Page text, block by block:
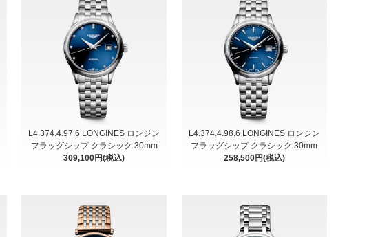
L4.374.4.97.6 LONGINES ロンジン
フラッグシップ クラシック 30mm
309,100円(税込)
L4.374.4.98.6 LONGINES ロンジン
フラッグシップ クラシック 30mm
258,500円(税込)